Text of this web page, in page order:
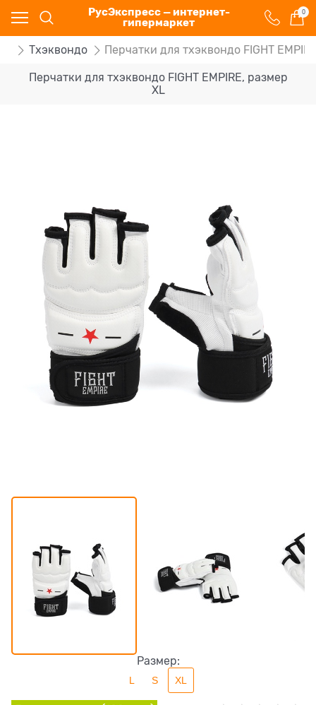
РусЭкспресс — интернет-
гипермаркет
0
Тхэквондо Перчатки для тхэквондо FIGHT
Перчатки для тхэквондо FIGHT EMPIRE, размер
XL
Размер:
L S XL